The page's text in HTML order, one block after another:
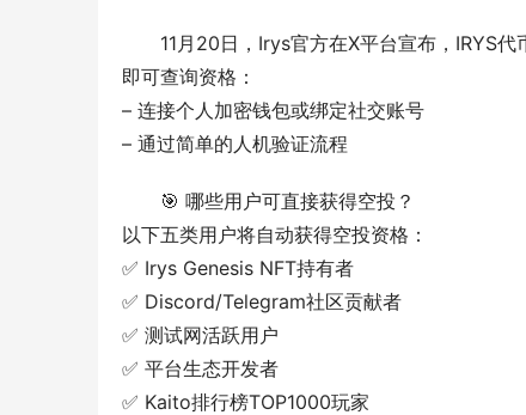
11月20日，Irys官方在X平台宣布，IRYS
即可查询资格：
– 连接个人加密钱包或绑定社交账号
– 通过简单的人机验证流程
🎯 哪些用户可直接获得空投？
以下五类用户将自动获得空投资格：
✅ Irys Genesis NFT持有者
✅ Discord/Telegram社区贡献者
✅ 测试网活跃用户
✅ 平台生态开发者
✅ Kaito排行榜TOP1000玩家